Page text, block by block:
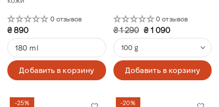
0 отзывов
₴ 890
180 ml
Добавить в корзину
0 отзывов
₴ 1 290 ₴ 1 090
100 g
Добавить в корзину
-25% -20%